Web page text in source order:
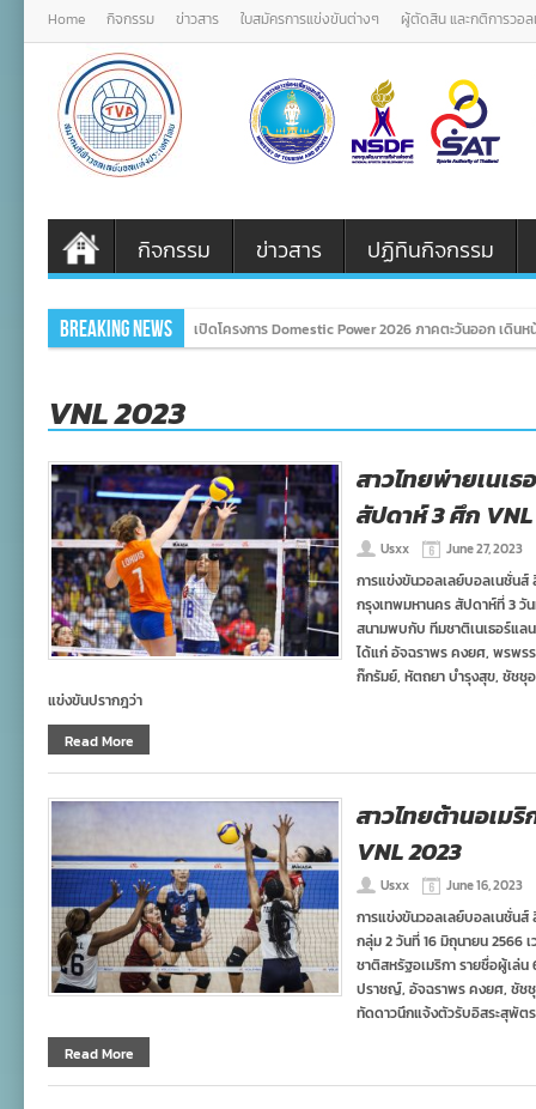
Home กิจกรรม ข่าวสาร ใบสมัครการแข่งขันต่างๆ ผู้ตัดสิน และกติการวอ
กิจกรรม ข่าวสาร ปฏิทินกิจกรรม
Breaking News เปิดโครงการ Domestic Power 2026 ภาคตะวันออก เดิน
VNL 2023
สาวไทยพ่ายเนเ
สัปดาห์ 3 ศึก VNL
Usxx June 27, 2023
การแข่งขันวอลเลย์บอลเนชั่น
กรุงเทพมหานคร สัปดาห์ที่ 3 วั
สนามพบกับ ทีมชาติเนเธอร์แล
ได้แก่ อัจฉราพร คงยศ, พรพ
ก๊กรัมย์, หัตถยา บำรุงสุข, ชัชชุ
แข่งขันปรากฎว่า
Read More
สาวไทยต้านอเมริ
VNL 2023
Usxx June 16, 2023
การแข่งขันวอลเลย์บอลเนชั่น
กลุ่ม 2 วันที่ 16 มิถุนายน 2566
ชาติสหรัฐอเมริกา รายชื่อผู้เล่
ปราชญ์, อัจฉราพร คงยศ, ชัชชุ
ทัดดาวนึกแจ้งตัวรับอิสระสุพัต
Read More